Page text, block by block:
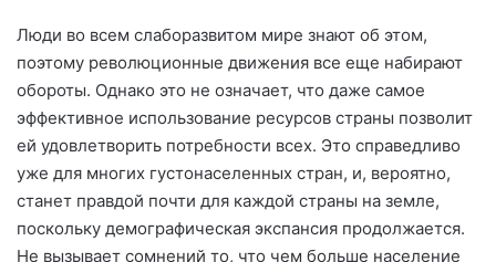
Люди во всем слаборазвитом мире знают об этом,
поэтому революционные движения все еще набирают
обороты. Однако это не означает, что даже самое
эффективное использование ресурсов страны позволит
ей удовлетворить потребности всех. Это справедливо
уже для многих густонаселенных стран, и, вероятно,
станет правдой почти для каждой страны на земле,
поскольку демографическая экспансия продолжается.
Не вызывает сомнений то, что чем больше население